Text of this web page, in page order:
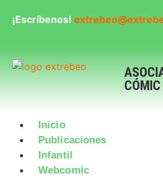
¡Escríbenos!
Inicio
Publicaciones
Infantil
Webcomic